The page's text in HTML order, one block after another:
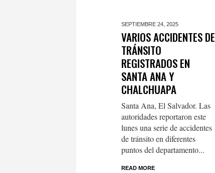
SEPTIEMBRE 24, 2025
VARIOS ACCIDENTES DE
TRÁNSITO
REGISTRADOS EN
SANTA ANA Y
CHALCHUAPA
Santa Ana, El Salvador. Las
autoridades reportaron este
lunes una serie de accidentes
de tránsito en diferentes
puntos del departamento...
READ MORE